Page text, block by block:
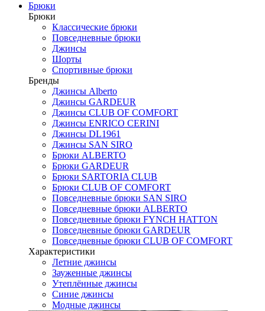
Брюки
Брюки
Классические брюки
Повседневные брюки
Джинсы
Шорты
Спортивные брюки
Бренды
Джинсы Alberto
Джинсы GARDEUR
Джинсы CLUB OF COMFORT
Джинсы ENRICO CERINI
Джинсы DL1961
Джинсы SAN SIRO
Брюки ALBERTO
Брюки GARDEUR
Брюки SARTORIA CLUB
Брюки CLUB OF COMFORT
Повседневные брюки SAN SIRO
Повседневные брюки ALBERTO
Повседневные брюки FYNCH HATTON
Повседневные брюки GARDEUR
Повседневные брюки CLUB OF COMFORT
Характеристики
Летние джинсы
Зауженные джинсы
Утеплённые джинсы
Синие джинсы
Модные джинсы